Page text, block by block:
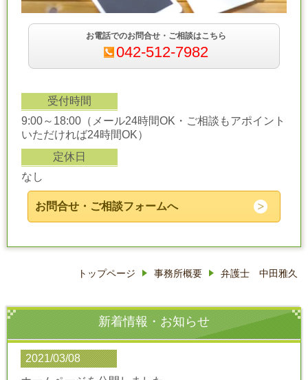
お電話でのお問合せ・ご相談はこちら
042-512-7982
受付時間
9:00～18:00（メール24時間OK・ご相談もアポイント
いただければ24時間OK）
定休日
なし
お問合せ・ご相談フォームへ
トップページ 事務所概要 弁護士 中田雅久
新着情報・お知らせ
2021/03/08